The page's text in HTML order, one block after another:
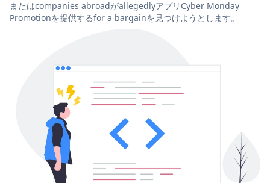
またはcompanies abroadがallegedlyアプリCyber Monday
Promotionを提供するfor a bargainを見つけようとします。